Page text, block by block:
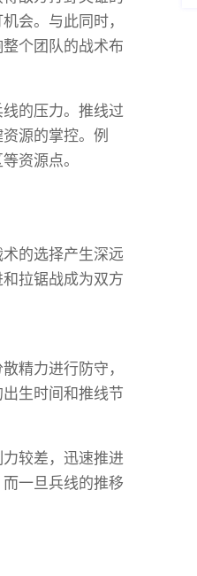
会。与此同时，
个团队的战术布
的压力。推线过
源的掌控。例
资源点。
的选择产生深远
拉锯战成为双方
精力进行防守，
生时间和推线节
较差，迅速推进
一旦兵线的推移